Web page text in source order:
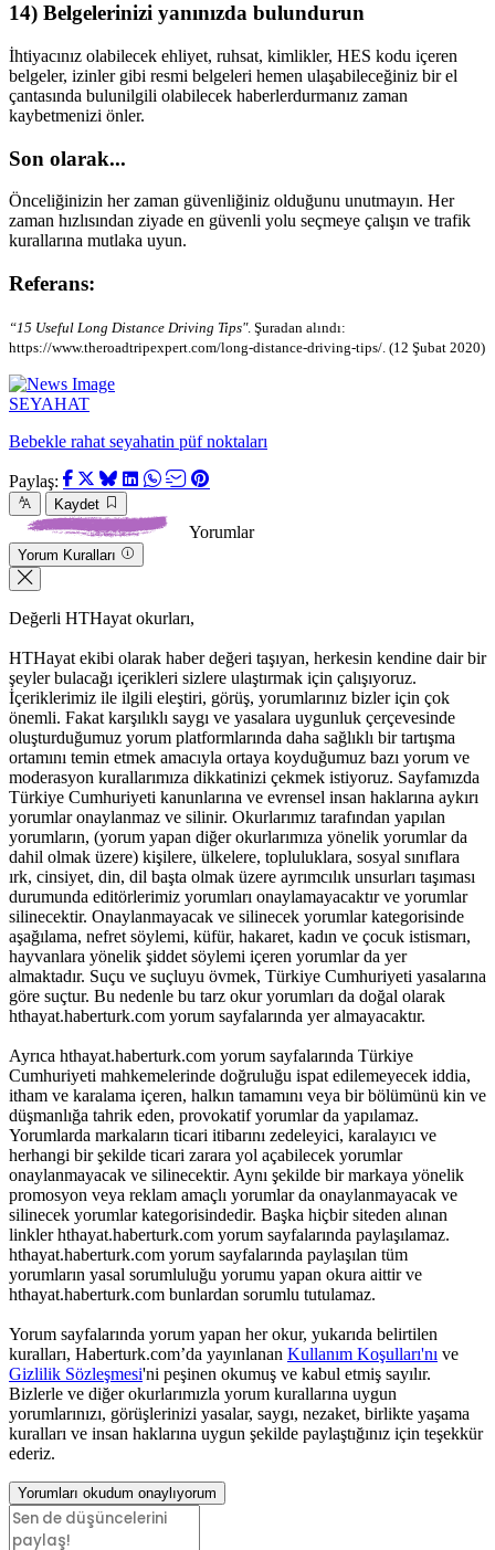
14) Belgelerinizi yanınızda bulundurun
İhtiyacınız olabilecek ehliyet, ruhsat, kimlikler, HES kodu içeren
belgeler, izinler gibi resmi belgeleri hemen ulaşabileceğiniz bir el
çantasında bulunilgili olabilecek haberlerdurmanız zaman
kaybetmenizi önler.
Son olarak...
Önceliğinizin her zaman güvenliğiniz olduğunu unutmayın. Her
zaman hızlısından ziyade en güvenli yolu seçmeye çalışın ve trafik
kurallarına mutlaka uyun.
Referans:
“15 Useful Long Distance Driving Tips". Şuradan alındı:
https://www.theroadtripexpert.com/long-distance-driving-tips/. (12 Şubat 2020)
SEYAHAT
Bebekle rahat seyahatin püf noktaları
Paylaş:
Kaydet
Yorumlar
Yorum Kuralları
Değerli HTHayat okurları,
HTHayat ekibi olarak haber değeri taşıyan, herkesin kendine dair bir
şeyler bulacağı içerikleri sizlere ulaştırmak için çalışıyoruz.
İçeriklerimiz ile ilgili eleştiri, görüş, yorumlarınız bizler için çok
önemli. Fakat karşılıklı saygı ve yasalara uygunluk çerçevesinde
oluşturduğumuz yorum platformlarında daha sağlıklı bir tartışma
ortamını temin etmek amacıyla ortaya koyduğumuz bazı yorum ve
moderasyon kurallarımıza dikkatinizi çekmek istiyoruz. Sayfamızda
Türkiye Cumhuriyeti kanunlarına ve evrensel insan haklarına aykırı
yorumlar onaylanmaz ve silinir. Okurlarımız tarafından yapılan
yorumların, (yorum yapan diğer okurlarımıza yönelik yorumlar da
dahil olmak üzere) kişilere, ülkelere, topluluklara, sosyal sınıflara
ırk, cinsiyet, din, dil başta olmak üzere ayrımcılık unsurları taşıması
durumunda editörlerimiz yorumları onaylamayacaktır ve yorumlar
silinecektir. Onaylanmayacak ve silinecek yorumlar kategorisinde
aşağılama, nefret söylemi, küfür, hakaret, kadın ve çocuk istismarı,
hayvanlara yönelik şiddet söylemi içeren yorumlar da yer
almaktadır. Suçu ve suçluyu övmek, Türkiye Cumhuriyeti yasalarına
göre suçtur. Bu nedenle bu tarz okur yorumları da doğal olarak
hthayat.haberturk.com yorum sayfalarında yer almayacaktır.
Ayrıca hthayat.haberturk.com yorum sayfalarında Türkiye
Cumhuriyeti mahkemelerinde doğruluğu ispat edilemeyecek iddia,
itham ve karalama içeren, halkın tamamını veya bir bölümünü kin ve
düşmanlığa tahrik eden, provokatif yorumlar da yapılamaz.
Yorumlarda markaların ticari itibarını zedeleyici, karalayıcı ve
herhangi bir şekilde ticari zarara yol açabilecek yorumlar
onaylanmayacak ve silinecektir. Aynı şekilde bir markaya yönelik
promosyon veya reklam amaçlı yorumlar da onaylanmayacak ve
silinecek yorumlar kategorisindedir. Başka hiçbir siteden alınan
linkler hthayat.haberturk.com yorum sayfalarında paylaşılamaz.
hthayat.haberturk.com yorum sayfalarında paylaşılan tüm
yorumların yasal sorumluluğu yorumu yapan okura aittir ve
hthayat.haberturk.com bunlardan sorumlu tutulamaz.
Yorum sayfalarında yorum yapan her okur, yukarıda belirtilen
kuralları, Haberturk.com’da yayınlanan Kullanım Koşulları'nı ve
Gizlilik Sözleşmesi'ni peşinen okumuş ve kabul etmiş sayılır.
Bizlerle ve diğer okurlarımızla yorum kurallarına uygun
yorumlarınızı, görüşlerinizi yasalar, saygı, nezaket, birlikte yaşama
kuralları ve insan haklarına uygun şekilde paylaştığınız için teşekkür
ederiz.
Yorumları okudum onaylıyorum